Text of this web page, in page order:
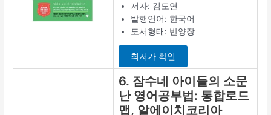
저자: 김도연
발행언어: 한국어
도서형태: 반양장
최저가 확인
6. 잠수네 아이들의 소문
난 영어공부법: 통합로드
맵, 알에이치코리아